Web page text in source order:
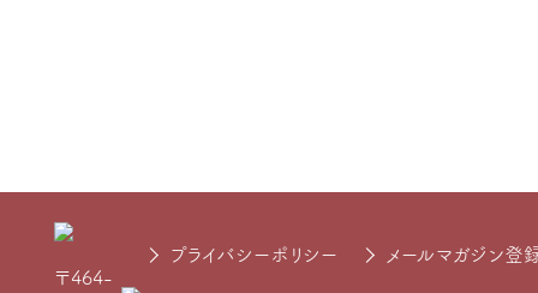
〒464-
プライバシーポリシー メールマガジン登